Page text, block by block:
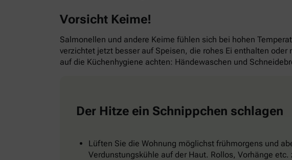
Vorsicht Keime!
Salmonellen und andere Keime fühlen sich bei hohen
verzichtet jetzt besser auf Speisen, die rohes Ei enthalten
auf die Küchenhygiene achten: Händewaschen und
Der Hitze ein Schnippchen schlagen
Lüften Sie die Wohnung möglichst frühmorgens und
Verdunstungskühle auf der Haut. Rollos, Vorhänge etc.